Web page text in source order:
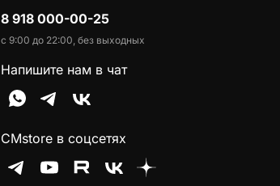
8 918 000-00-25
с 9:00 до 22:00, без выходных
Напишите нам в чат
CMstore в соцсетях